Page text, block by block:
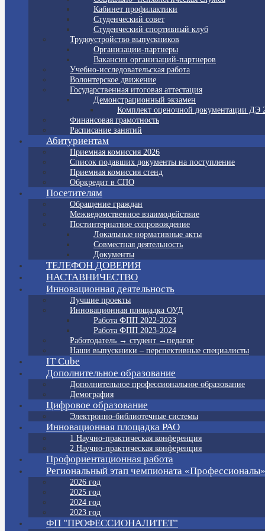
Кабинет профилактики
Студенческий совет
Студенческий спортивный клуб
Трудоустройство выпускников
Организации-партнеры
Вакансии организаций-партнеров
Учебно-исследовательская работа
Волонтерское движение
Государственная итоговая аттестация
Демонстрационный экзамен
Комплект оценочной документации ДЭ
Финансовая грамотность
Расписание занятий
Абитуриентам
Приемная комиссия 2026
Список подавших документы на поступление
Приемная комиссия стенд
Обркредит в СПО
Посетителям
Обращение граждан
Межведомственное взаимодействие
Постинтернатное сопровождение
Локальные нормативные акты
Совместная деятельность
Документы
ТЕЛЕФОН ДОВЕРИЯ
НАСТАВНИЧЕСТВО
Инновационная деятельность
Лучшие проекты
Инновационная площадка ОУД
Работа ФПП 2022-2023
Работа ФПП 2023-2024
Работодатель → студент →педагог
Наши выпускники – перспективные специалисты
IT Cube
Дополнительное образование
Дополнительное профессиональное образование
Демография
Цифровое образование
Электронно-библиотечные системы
Инновационная площадка РАО
1 Научно-практическая конференция
2 Научно-практическая конференция
Профориентационная работа
Региональный этап чемпионата «Профессионалы»
2026 год
2025 год
2024 год
2023 год
ФП "ПРОФЕССИОНАЛИТЕТ"